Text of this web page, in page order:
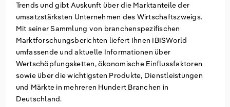
Trends und gibt Auskunft über die Marktanteile der
umsatzstärksten Unternehmen des Wirtschaftszweigs.
Mit seiner Sammlung von branchenspezifischen
Marktforschungsberichten liefert Ihnen IBISWorld
umfassende und aktuelle Informationen über
Wertschöpfungsketten, ökonomische Einflussfaktoren
sowie über die wichtigsten Produkte, Dienstleistungen
und Märkte in mehreren Hundert Branchen in
Deutschland.
Irland
Spanien
Vereinigtes Königreich
Sales Vertrieb
Bibliotheken